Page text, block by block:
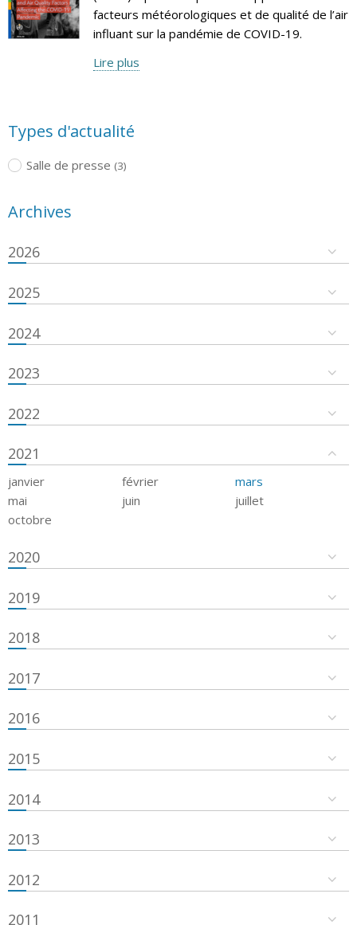
facteurs météorologiques et de qualité de l’air
influant sur la pandémie de COVID-19.
Lire plus
Types d'actualité
Salle de presse (3)
Archives
2026
2025
2024
2023
2022
2021
janvier février
mars
mai
juin
juillet
octobre
2020
2019
2018
2017
2016
2015
2014
2013
2012
2011